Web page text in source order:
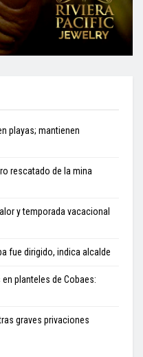
playas; mantienen
rescatado de la mina
y temporada vacacional
fue dirigido, indica alcalde
planteles de Cobaes:
graves privaciones